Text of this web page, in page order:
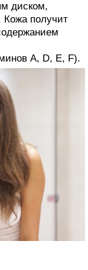
диском,
получит
А, D, E, F).